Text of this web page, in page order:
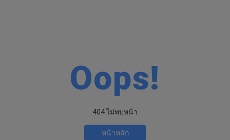
Oops!
404 ไม่พบหน้า
หน้าหลัก